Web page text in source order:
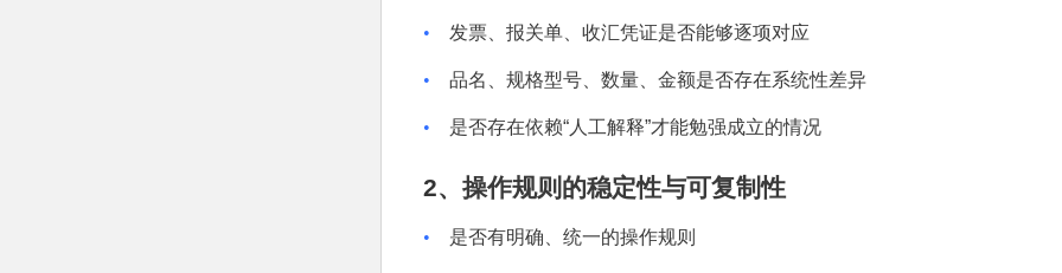
• 发票、报关单、收汇凭证是否能够逐项对应
• 品名、规格型号、数量、金额是否存在系统性差异
• 是否存在依赖“ 人工解释”才能勉强成立的情况
2、操作规则的稳定性与可复制性
• 是否有明确、统一的操作规则